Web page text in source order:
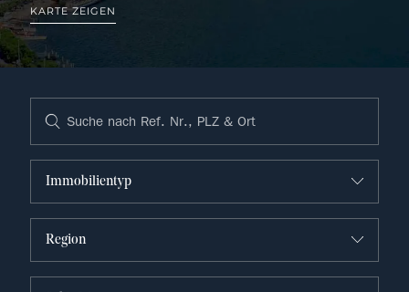
KARTE ZEIGEN
Immobilientyp
Region